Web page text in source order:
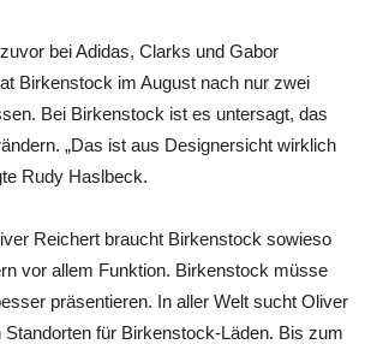
bei Adidas, Clarks und Gabor
Birkenstock im August nach nur zwei
Bei Birkenstock ist es untersagt, das
„Das ist aus Designersicht wirklich
Rudy Haslbeck.
Reichert braucht Birkenstock sowieso
vor allem Funktion. Birkenstock müsse
präsentieren. In aller Welt sucht Oliver
Standorten für Birkenstock-Läden. Bis zum